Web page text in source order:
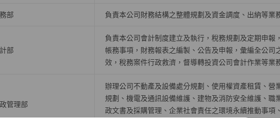
部 負責本公司財務結構之整體規劃及資金調度、出納等業
部
負責本公司會計制度建立及執行，稅務規劃及定期申報
帳務事項，財務報表之編製、公告及申報，彙編全公司
效，稅務案件行政救濟，督導轉投資公司會計作業等業
管理部
辦理公司不動產及設備處分規劃、使用權資產租賃、營
規劃、機電及通訊設備維護、建物及消防安全維護、職
政文書及採購管理、企業社會責任之環境永續推動事項